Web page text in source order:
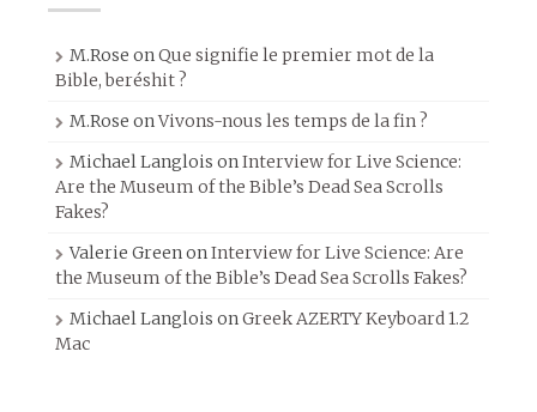
M.Rose onQue signifie le premier mot de la
Bible, beréshit ?
M.Rose onVivons-nous les temps de la fin ?
Michael Langlois onInterview for Live Science:
Are the Museum of the Bible’s Dead Sea Scrolls
Fakes?
Valerie GreenonInterview for Live Science: Are
the Museum of the Bible’s Dead Sea Scrolls Fakes?
Michael Langlois onGreek AZERTY Keyboard 1.2
Mac